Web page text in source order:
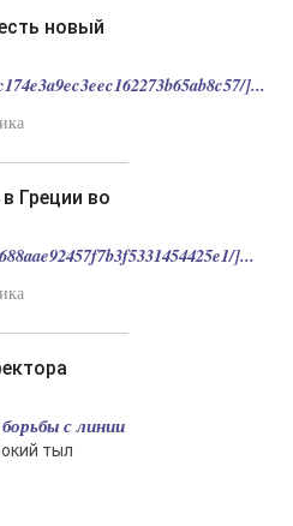
]...
]...
с линии
тыл